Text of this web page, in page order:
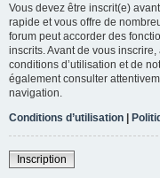
Vous devez être inscrit(e)
rapide et vous offre de
forum peut accorder des
inscrits. Avant de vous
conditions d’utilisation et de
également consulter
navigation.
Conditions d’utilisation |
Inscription